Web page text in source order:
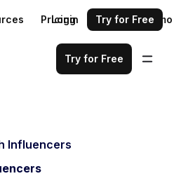
Pricing Request a demo
Login Try for Free
Try for Free
Influencers